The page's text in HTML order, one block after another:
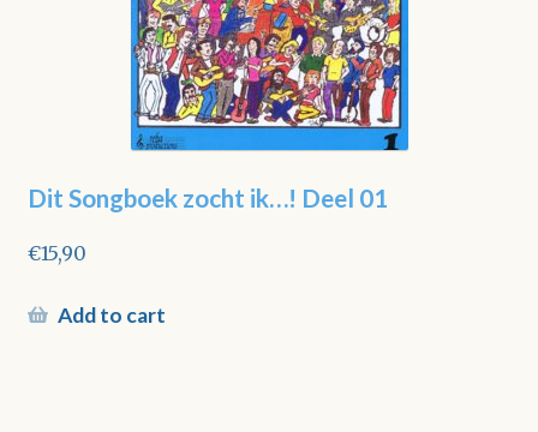
Dit Songboek zocht ik…! Deel 01
€15,90
Add to cart